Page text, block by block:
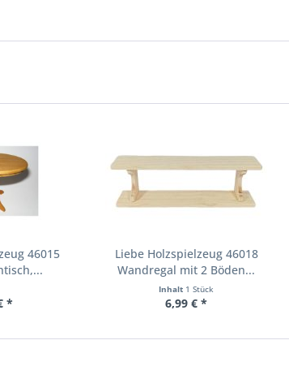
46015
*
Liebe Holzspielzeug 46018
Wandregal mit 2 Böden...
Inhalt 1 Stück
6,99 € *